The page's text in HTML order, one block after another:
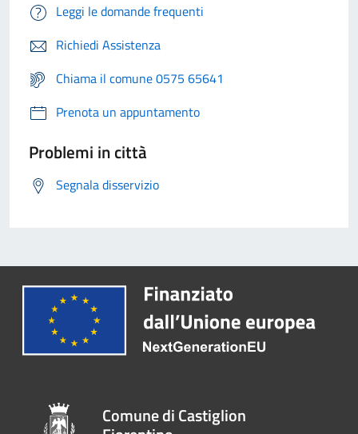
Leggi le domande frequenti
Richiedi Assistenza
Chiama il comune 0575 65641
Prenota un appuntamento
Problemi in città
Segnala disservizio
Comune di Castiglion